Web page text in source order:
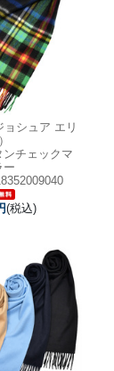
シュア エリ
ンチェックマ
ー
(税込)